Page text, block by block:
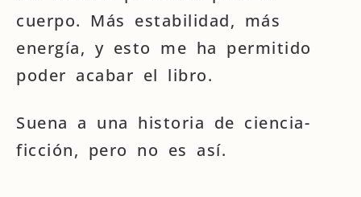
cuerpo. Más estabilidad, más
energía, y esto me ha permitido
poder acabar el libro.
Suena a una historia de ciencia-
ficción, pero no es así.